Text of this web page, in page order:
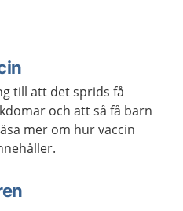
till att det sprids få
och att så få barn